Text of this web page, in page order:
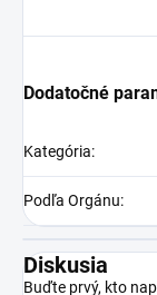
Dodatočné
Kategória:
Podľa Orgánu:
Diskusia
Buďte prvý, kto